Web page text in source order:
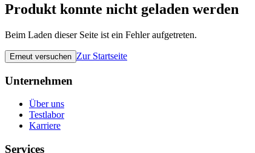
Produkt konnte nicht geladen werden
Beim Laden dieser Seite ist ein Fehler aufgetreten.
Erneut versuchen Zur Startseite
Unternehmen
Über uns
Testlabor
Karriere
Services